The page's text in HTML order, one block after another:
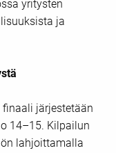
yritysten
ja
järjestetään
14–15. Kilpailun
lahjoittamalla